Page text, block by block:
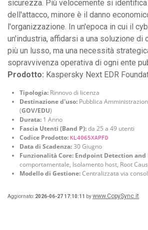
sicurezza. Più velocemente si
dell'attacco, minore è il danno
l'organizzazione. In un'epoca in cui il
un'industria, affidarsi a una soluzione di
più un lusso, ma una necessità
sopravvivenza operativa di ogni ente
Prodotto: Kaspersky Next EDR
Tipologia: Rinnovo di licenza
Destinazione d'uso: Pubblica
(GOV/EDU)
Durata: 1 Anno
Fascia Utenti (Band P):da 25 a 49 utenti
Codice Prodotto: KL4065XAPFD
Data di Scadenza:30 Giugno
Funzionalità Core: Endpoint Detection and
comportamentale, Isolamento host, Root
Modello di Gestione:Centralizzata via
Aggiornato: 2026-06-27 17:10:11 bywww.CopySync.it